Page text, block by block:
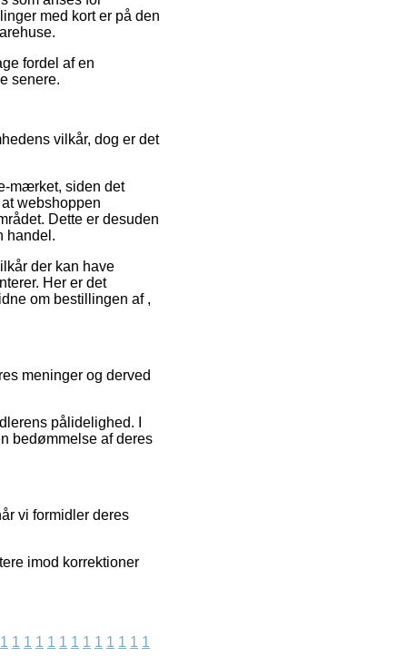
med kort er på den
fordel af en
senere.
vilkår, dog er det
mærket, siden det
webshoppen
Dette er desuden
handel.
der kan have
Her er det
om bestillingen af ,
meninger og derved
pålidelighed. I
bedømmelse af deres
vi formidler deres
imod korrektioner
1 1 1 1 1 1 1 1 1 1 1 1 1